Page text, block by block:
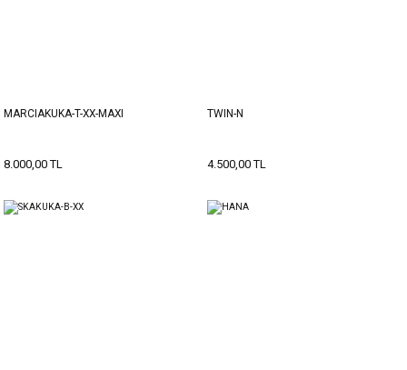
MARCIAKUKA-T-XX-MAXI
8.000,00 TL
TWIN-N
4.500,00 TL